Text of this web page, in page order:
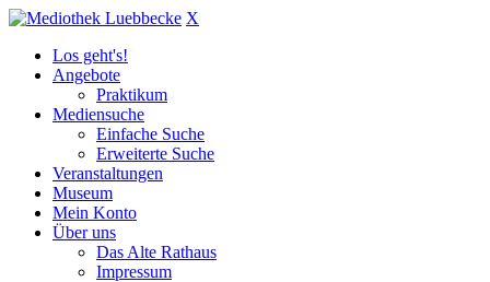
X
Los geht's!
Angebote
Praktikum
Mediensuche
Einfache Suche
Erweiterte Suche
Veranstaltungen
Museum
Mein Konto
Über uns
Das Alte Rathaus
Impressum